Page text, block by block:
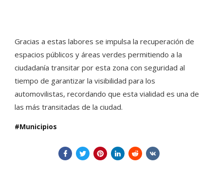
Gracias a estas labores se impulsa la recuperación de
espacios públicos y áreas verdes permitiendo a la
ciudadanía transitar por esta zona con seguridad al
tiempo de garantizar la visibilidad para los
automovilistas, recordando que esta vialidad es una de
las más transitadas de la ciudad.
Municipios